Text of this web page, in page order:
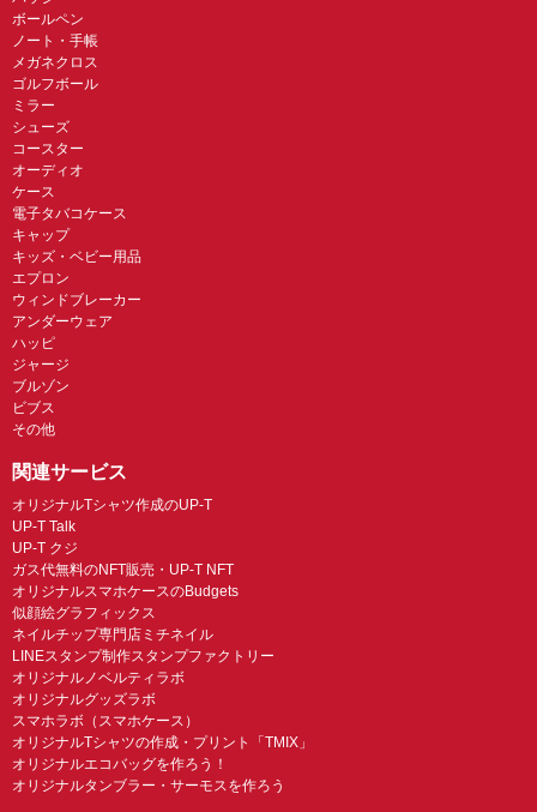
ボールペン
ノート・手帳
メガネクロス
ゴルフボール
ミラー
シューズ
コースター
オーディオ
ケース
電子タバコケース
キャップ
キッズ・ベビー用品
エプロン
ウィンドブレーカー
アンダーウェア
ハッピ
ジャージ
ブルゾン
ビブス
その他
関連サービス
オリジナルTシャツ作成のUP-T
UP-T Talk
UP-T クジ
ガス代無料のNFT販売・UP-T NFT
オリジナルスマホケースのBudgets
似顔絵グラフィックス
ネイルチップ専門店ミチネイル
LINEスタンプ制作スタンプファクトリー
オリジナルノベルティラボ
オリジナルグッズラボ
スマホラボ（スマホケース）
オリジナルTシャツの作成・プリント「TMIX」
オリジナルエコバッグを作ろう！
オリジナルタンブラー・サーモスを作ろう